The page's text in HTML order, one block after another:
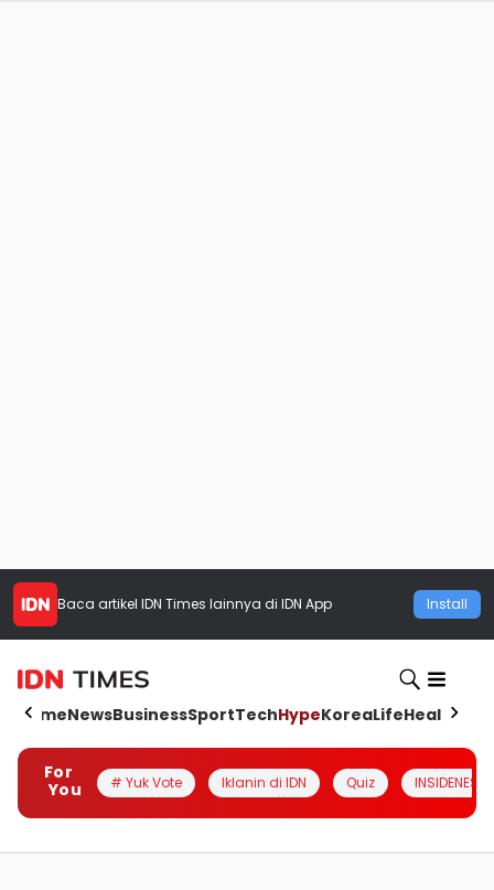
Baca artikel IDN Times lainnya di IDN App Install
HomeNewsBusinessSportTechHypeKoreaLifeHealth
For
You
# Yuk Vote Iklanin di IDN Quiz INSIDENESIA